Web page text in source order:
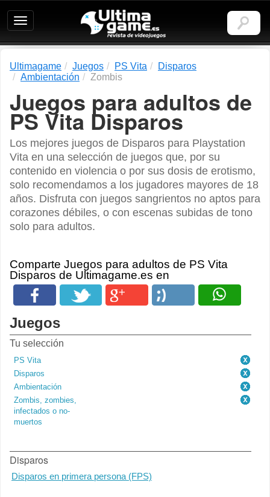
Ultimagame:
Revista
de
Ultimagame Juegos PS Vita
Disparos
Ambientación
Zombis
Juegos para adultos de
PS Vita Disparos
Los mejores juegos de Disparos para Playstation
Vita en una selección de juegos que, por su
contenido en violencia o por sus dosis de erotismo,
solo recomendamos a los jugadores mayores de 18
años. Disfruta con juegos sangrientos no aptos para
corazones débiles, o con escenas subidas de tono
solo para adultos.
Comparte Juegos para adultos de PS Vita
Disparos de Ultimagame.es en
Juegos
Tu selección
PS Vita
Disparos
Ambientación
Zombis, zombies,
infectados o no-
muertos
Disparos
Disparos en primera persona (FPS)